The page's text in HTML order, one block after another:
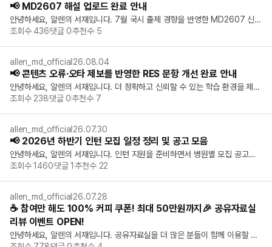
📢 MD2607 해설 업로드 완료 안내
안녕하세요, 알렌의 서재입니다. 7월 국시 출제 경향을 반영한 MD2607 신규
문항 해설 업로드가 완료 되었습니다. 🎉 📝 해설 확인 방법 나의 서재 -> 과목
조회수436댓글 0추천수 5
allen_md_official26.08.04
📢 콘텐츠 오류·오타 제보를 반영한 RES 문항 개선 완료 안내
안녕하세요, 알렌의 서재입니다. 더 정확하고 신뢰할 수 있는 학습 환경을 제공
하기 위해,   콘텐츠 오류·오타 제보를 바탕으로 RES 문항 개선 작업을 진행했
조회수 238댓글 0추천수 7
allen_md_official26.07.30
📢 2026년 하반기 인턴 모집 일정 정리 및 공고 모음
안녕하세요, 알렌의 서재입니다. 인턴 지원을 준비하면서 병원별 모집 공고를
하나씩 찾아보기 번거로우셨나요? 한곳에서 편하게 확인하실 수 있도록 병원
조회수1460댓글1추천수 22
allen_md_official26.07.28
☕ 참여만 해도 100% 커피 쿠폰! 최대 50만원까지🎉 공유자료실
리뷰 이벤트 OPEN!
안녕하세요, 알렌의 서재입니다. 공유자료실을 더 많은 분들이 함께 이용할 수